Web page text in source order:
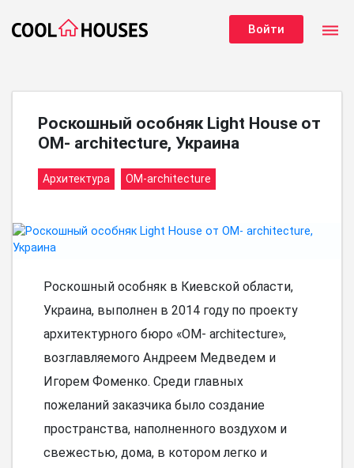
Войти dehaze
Роскошный особняк Light House от
OM- architecture, Украина
Архитектура OM-architecture
Роскошный особняк в Киевской области,
Украина, выполнен в 2014 году по проекту
архитектурного бюро «OM- architecture»,
возглавляемого Андреем Медведем и
Игорем Фоменко. Среди главных
пожеланий заказчика было создание
пространства, наполненного воздухом и
свежестью, дома, в котором легко и